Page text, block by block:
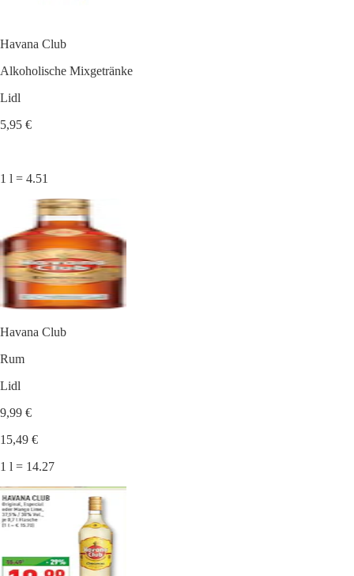
Havana Club
Alkoholische Mixgetränke
Lidl
5,95 €
1 l = 4.51
Havana Club
Rum
Lidl
9,99 €
15,49 €
1 l = 14.27